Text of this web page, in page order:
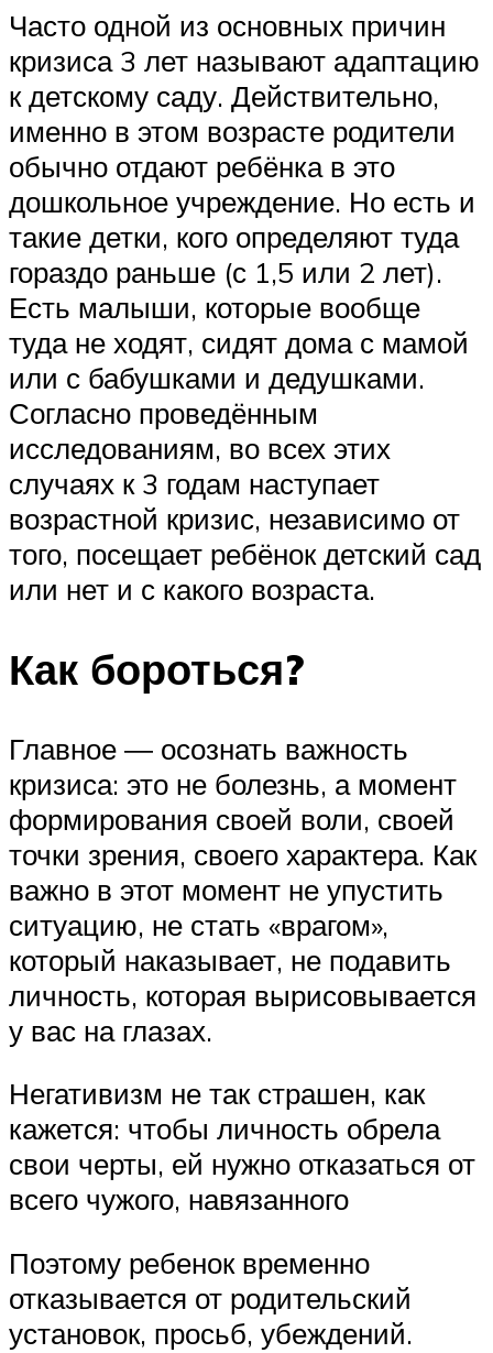
Часто одной из основных причин
кризиса 3 лет называют адаптацию
к детскому саду. Действительно,
именно в этом возрасте родители
обычно отдают ребёнка в это
дошкольное учреждение. Но есть и
такие детки, кого определяют туда
гораздо раньше (с 1,5 или 2 лет).
Есть малыши, которые вообще
туда не ходят, сидят дома с мамой
или с бабушками и дедушками.
Согласно проведённым
исследованиям, во всех этих
случаях к 3 годам наступает
возрастной кризис, независимо от
того, посещает ребёнок детский сад
или нет и с какого возраста.
Как бороться?
Главное ― осознать важность
кризиса: это не болезнь, а момент
формирования своей воли, своей
точки зрения, своего характера. Как
важно в этот момент не упустить
ситуацию, не стать «врагом»,
который наказывает, не подавить
личность, которая вырисовывается
у вас на глазах.
Негативизм не так страшен, как
кажется: чтобы личность обрела
свои черты, ей нужно отказаться от
всего чужого, навязанного
Поэтому ребенок временно
отказывается от родительский
установок, просьб, убеждений.